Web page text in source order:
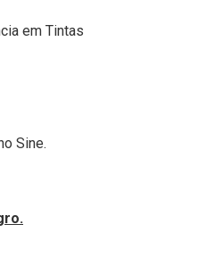
em Tintas
Sine.